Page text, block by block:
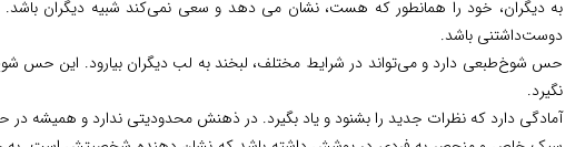
به دیگران، خود را همانطور که هست، نشان می دهد و سعی نمی‌کند شبیه دیگران
دوست‌داشتنی باشد.
حس شوخ‌طبعی دارد و می‌تواند در شرایط مختلف، لبخند به لب دیگران بیارود. این
نگیرد.
آمادگی دارد که نظرات جدید را بشنود و یاد بگیرد. در ذهنش محدودیتی ندارد و همیشه